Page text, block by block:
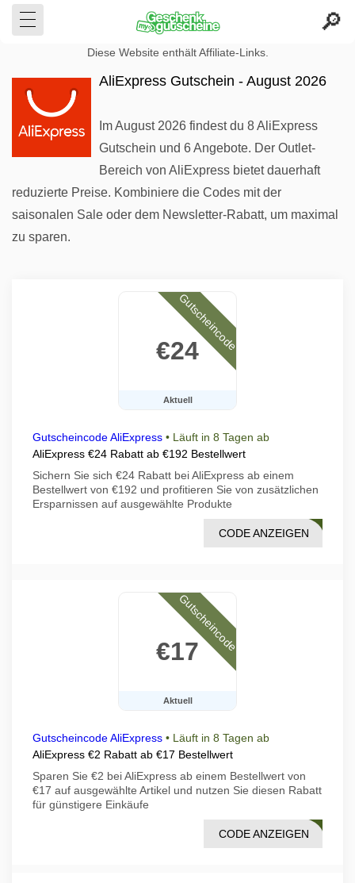
Diese Website enthält Affiliate-Links.
AliExpress Gutschein - August 2026
Im August 2026 findest du 8 AliExpress
Gutschein und 6 Angebote. Der Outlet-
Bereich von AliExpress bietet dauerhaft
reduzierte Preise. Kombiniere die Codes mit der
saisonalen Sale oder dem Newsletter-Rabatt, um maximal
zu sparen.
€24
Aktuell
Gutscheincode
Gutscheincode AliExpress • Läuft in 8 Tagen ab
AliExpress €24 Rabatt ab €192 Bestellwert
Sichern Sie sich €24 Rabatt bei AliExpress ab einem
Bestellwert von €192 und profitieren Sie von zusätzlichen
Ersparnissen auf ausgewählte Produkte
DF06
CODE ANZEIGEN
€17
Aktuell
Gutscheincode
Gutscheincode AliExpress • Läuft in 8 Tagen ab
AliExpress €2 Rabatt ab €17 Bestellwert
Sparen Sie €2 bei AliExpress ab einem Bestellwert von
€17 auf ausgewählte Artikel und nutzen Sie diesen Rabatt
für günstigere Einkäufe
NOS1
CODE ANZEIGEN